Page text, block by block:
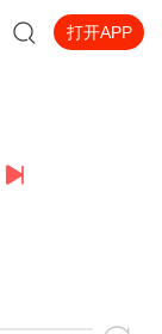
打开APP